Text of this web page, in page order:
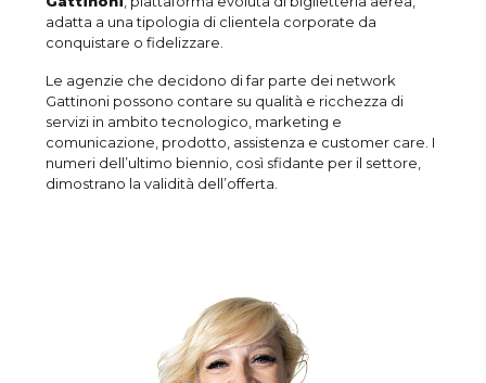
adatta a una tipologia di clientela corporate da
conquistare o fidelizzare.
Le agenzie che decidono di far parte dei network
Gattinoni possono contare su qualità e ricchezza di
servizi in ambito tecnologico, marketing e
comunicazione, prodotto, assistenza e customer care. I
numeri dell’ultimo biennio, così sfidante per il settore,
dimostrano la validità dell’offerta.